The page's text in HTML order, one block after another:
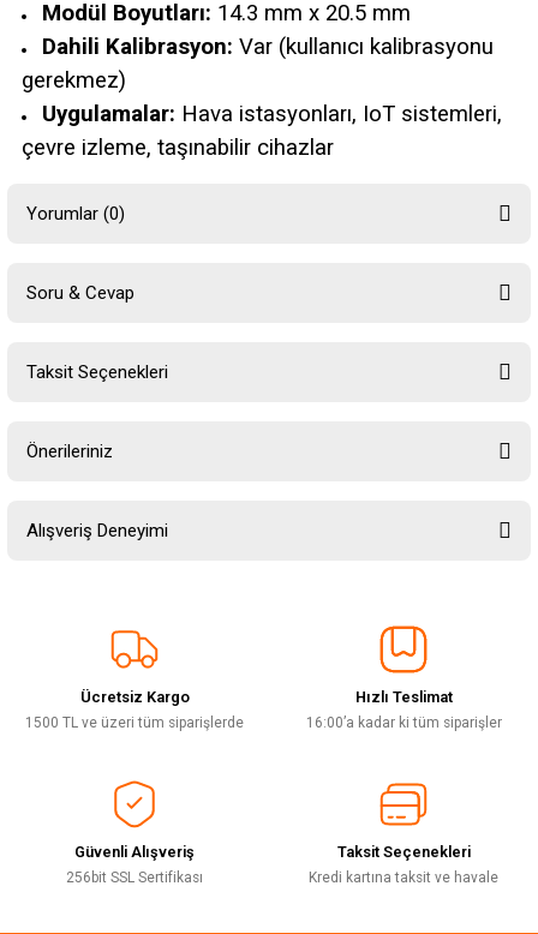
Modül Boyutları: 14.3 mm x 20.5 mm
Dahili Kalibrasyon: Var (kullanıcı kalibrasyonu
gerekmez)
Uygulamalar: Hava istasyonları, IoT sistemleri,
çevre izleme, taşınabilir cihazlar
Yorumlar (0)
Soru & Cevap
Taksit Seçenekleri
Önerileriniz
Bu ürünün fiyat bilgisi, resim, ürün açıklamalarında ve diğer konularda
yetersiz gördüğünüz noktaları öneri formunu kullanarak tarafımıza
Ürün resmi kalitesiz, bozuk veya görüntülenemiyor.
Ürün açıklamasında eksik bilgiler bulunuyor.
Ürün bilgilerinde hatalar bulunuyor.
Bu ürüne benzer farklı alternatifler olmalı.
Alışveriş Deneyimi
Deneyimini Paylaş
Ücretsiz Kargo
1500 TL ve üzeri tüm siparişlerde
Hızlı Teslimat
16:00’a kadar ki tüm siparişler
Güvenli Alışveriş
256bit SSL Sertifikası
Taksit Seçenekleri
Kredi kartına taksit ve havale